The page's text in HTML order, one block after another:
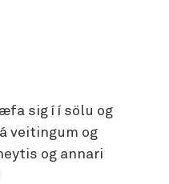
sig í í sölu og
veitingum og
og annari